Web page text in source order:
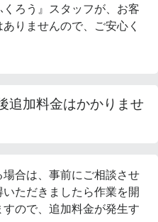
ろう』スタッフが、お客
りませんので、ご安心く
追加料金はかかりませ
合は、事前にご相談させ
ただきましたら作業を開
ので、追加料金が発生す